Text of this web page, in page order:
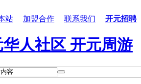
站 加盟合作 联系我们 开元招聘
人社区 开元周游